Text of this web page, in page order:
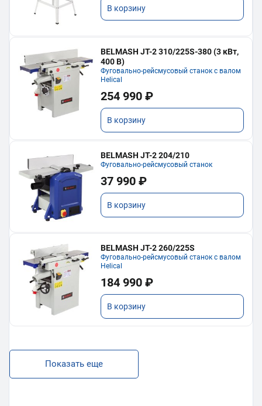
В корзину
BELMASH JT-2 310/225S-380 (3 кВт,
400 В)
Фуговально-рейсмусовый станок с валом
Helical
254 990 ₽
В корзину
BELMASH JT-2 204/210
Фуговально-рейсмусовый станок
37 990 ₽
В корзину
BELMASH JT-2 260/225S
Фуговально-рейсмусовый станок с валом
Helical
184 990 ₽
В корзину
Показать еще